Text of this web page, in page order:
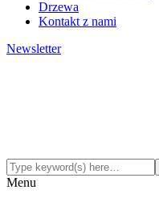
Drzewa
Kontakt z nami
Newsletter
Menu